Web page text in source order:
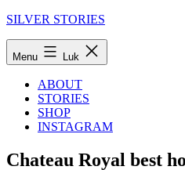
Fortsæt
SILVER STORIES
Menu Luk
ABOUT
STORIES
SHOP
INSTAGRAM
Chateau Royal best